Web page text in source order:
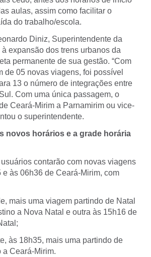
aulas, assim como facilitar o
do trabalho/escola.
Diniz, Superintendente da
expansão dos trens urbanos da
permanente de sua gestão. “Com
de 05 novas viagens, foi possível
13 o número de integrações entre
Com uma única passagem, o
Ceará-Mirim a Parnamirim ou vice-
o superintendente.
novos horários e a grade horária
contarão com novas viagens
e às 06h36 de Ceará-Mirim, com
mais uma viagem partindo de Natal
a Nova Natal e outra às 15h16 de
às 18h35, mais uma partindo de
a Ceará-Mirim.